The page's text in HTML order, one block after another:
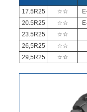
17.5R25 ☆☆
20.5R25
☆☆
23.5R25
☆☆
26,5R25
☆☆
29,5R25
☆☆